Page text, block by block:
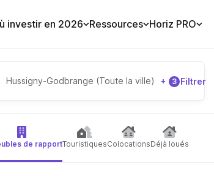
investir en 2026 Ressources Horiz PRO
Hussigny-Godbrange (Toute la ville) + 3 Filtrer
de rapportTouristiquesColocationsDéjà loués